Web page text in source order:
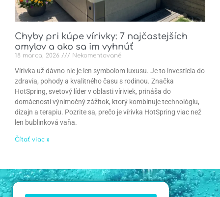
Chyby pri kúpe vírivky: 7 najčastejších
omylov a ako sa im vyhnúť
18 marca, 2026 Nekomentované
Vírivka už dávno nie je len symbolom luxusu. Je to investícia do
zdravia, pohody a kvalitného času s rodinou. Značka
HotSpring, svetový líder v oblasti víriviek, prináša do
domácností výnimočný zážitok, ktorý kombinuje technológiu,
dizajn a terapiu. Pozrite sa, prečo je vírivka HotSpring viac než
len bublinková vaňa.
Čítať viac »